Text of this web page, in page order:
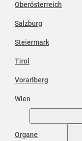
Oberösterreich
Salzburg
Steiermark
Tirol
Vorarlberg
Wien
Organe